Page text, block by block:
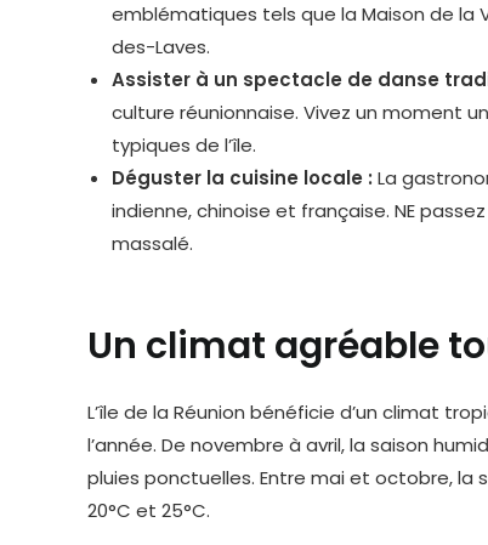
emblématiques tels que la Maison de la
des-Laves.
Assister à un spectacle de danse
culture réunionnaise. Vivez un moment
typiques de l’île.
Déguster la cuisine locale : La
indienne, chinoise et française. NE
massalé.
Un climat agréable
L’île de la Réunion bénéficie d’un climat
l’année. De novembre à avril, la saison
pluies ponctuelles. Entre mai et octobre,
20°C et 25°C.